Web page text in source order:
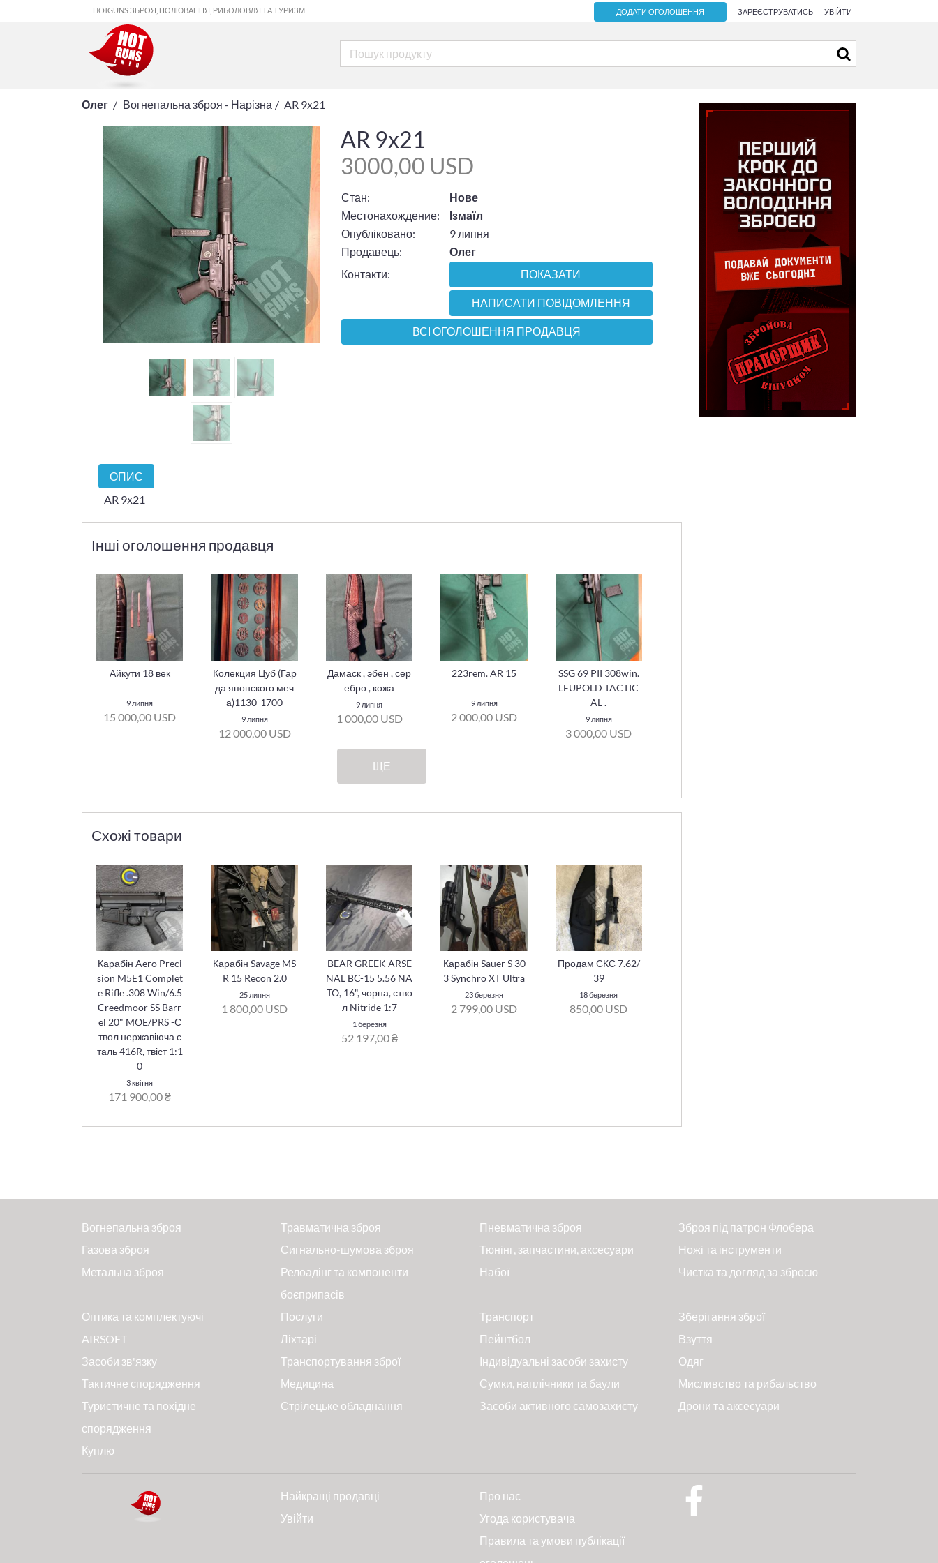
HOTGUNS ЗБРОЯ, ПОЛЮВАННЯ, РИБОЛОВЛЯ ТА ТУРИЗМ ДОДАТИ ОГОЛОШЕННЯ ЗАРЕЄСТРУВАТИСЬ УВІЙТИ
Олег Вогнепальна зброя - Нарізна AR 9х21
AR 9х21
3000,00 USD
Стан:
Нове
Местонахождение:
Ізмаїл
Опубліковано:
9 липня
Продавець:
Олег
Контакти:
ПОКАЗАТИ
НАПИСАТИ ПОВІДОМЛЕННЯ
ВСІ ОГОЛОШЕННЯ ПРОДАВЦЯ
ОПИС
AR 9х21
Інші оголошення продавця
Айкути 18 век
9 липня
15 000,00 USD
Колекция Цуб (Гар
да японского меч
а)1130-1700
9 липня
12 000,00 USD
Дамаск , эбен , сер
ебро , кожа
9 липня
1 000,00 USD
223rem. AR 15
9 липня
2 000,00 USD
SSG 69 PII 308win.
LEUPOLD TACTIC
AL .
9 липня
3 000,00 USD
ЩЕ
Схожі товари
Карабін Aero Preci
sion M5E1 Complet
e Rifle .308 Win/6.5
Creedmoor SS Barr
el 20" MOE/PRS -С
твол нержавіюча с
таль 416R, твіст 1:1
0
3 квітня
171 900,00 ₴
Карабін Savage MS
R 15 Recon 2.0
25 липня
1 800,00 USD
BEAR GREEK ARSE
NAL BC-15 5.56 NA
TO, 16", чорна, ство
л Nitride 1:7
1 березня
52 197,00 ₴
Карабін Sauer S 30
3 Synchro XT Ultra
23 березня
2 799,00 USD
Продам СКС 7.62/
39
18 березня
850,00 USD
Вогнепальна зброя Травматична зброя Пневматична зброя
Зброя під патрон Флобера
Газова зброя
Сигнально-шумова зброя Тюнінг, запчастини, аксесуари
Ножі та інструменти
Метальна зброя
Релоадінг та компоненти
боєприпасів
Набої Чистка та догляд за зброєю
Оптика та комплектуючі Послуги Транспорт
Зберігання зброї
AIRSOFT
Ліхтарі Пейнтбол
Взуття
Засоби зв'язку
Транспортування зброї Індивідуальні засоби захисту
Одяг
Тактичне спорядження
Медицина Сумки, наплічники та баули
Мисливство та рибальство
Туристичне та похідне
спорядження
Стрілецьке обладнання Засоби активного самозахисту Дрони та аксесуари
Куплю
Найкращі продавці
Увійти
Про нас
Угода користувача
Правила та умови публікації